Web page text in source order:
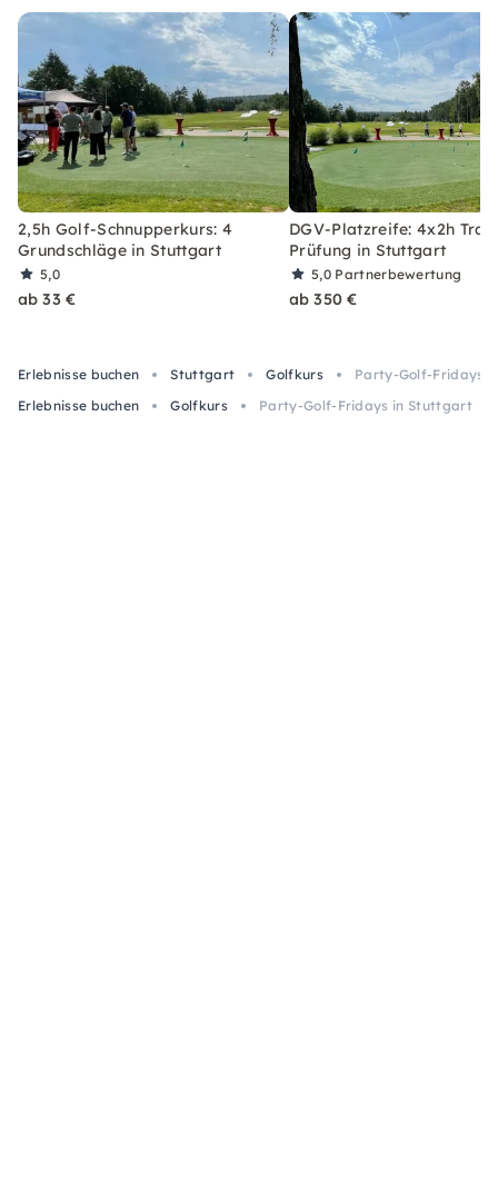
2,5h Golf-Schnupperkurs: 4
Grundschläge in Stuttgart
5,0
ab 33 €
DGV-Platzreife: 4x2h
Prüfung in Stuttgart
5,0 Partnerbewertung
ab 350 €
Erlebnisse buchen Stuttgart Golfkurs
Party-Golf-Fridays
Erlebnisse buchen
Golfkurs Party-Golf-Fridays in Stuttgart